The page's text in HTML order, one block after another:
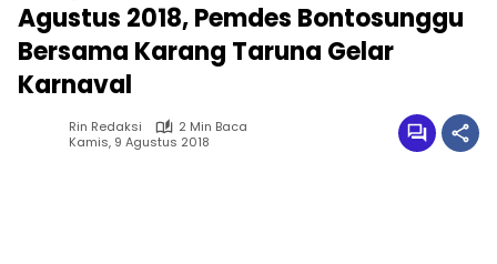
Today
Agustus 2018, Pemdes Bontosunggu
Bersama Karang Taruna Gelar
Karnaval
Rin Redaksi
2 Min Baca
Kamis, 9 Agustus 2018